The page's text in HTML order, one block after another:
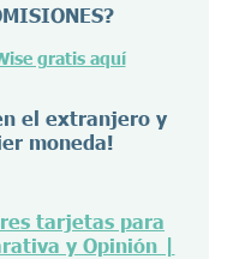
gratis aquí
el extranjero y
moneda!
tarjetas para
y Opinión |